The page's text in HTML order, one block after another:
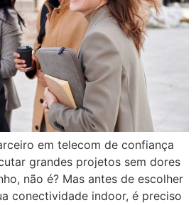
em telecom de confiança
grandes projetos sem dores
não é? Mas antes de escolher
conectividade indoor, é preciso